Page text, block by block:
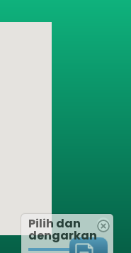
Pilih dan
dengarkan